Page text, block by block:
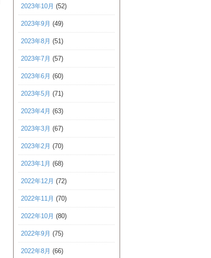
2023年10月 (52)
2023年9月 (49)
2023年8月 (51)
2023年7月 (57)
2023年6月 (60)
2023年5月 (71)
2023年4月 (63)
2023年3月 (67)
2023年2月 (70)
2023年1月 (68)
2022年12月 (72)
2022年11月 (70)
2022年10月 (80)
2022年9月 (75)
2022年8月 (66)